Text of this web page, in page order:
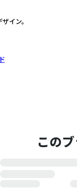
イン。
この